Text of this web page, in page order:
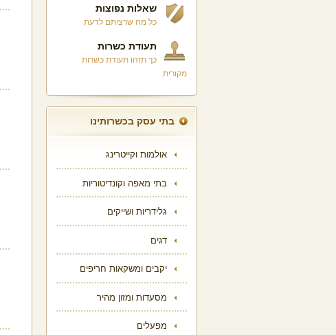
שאלות נפוצות
כל מה שרציתם לדעת
תעודת כשרות
כך תזהו תעודת כשרות
מקורית
בתי עסק בכשרותינו
אולמות וקייטרינג
בתי מאפה וקונדיטוריות
גלידריות ושייקים
דגים
יקבים ומשקאות חריפים
מסעדות ומזון מהיר
מפעלים